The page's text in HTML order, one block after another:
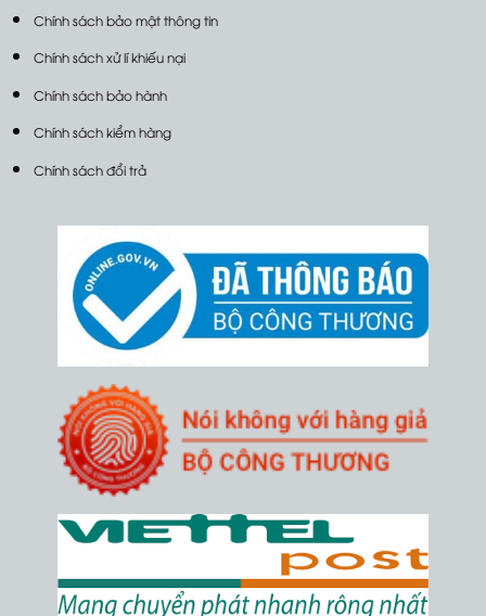
Chính sách bảo mật thông tin
Chính sách xử lí khiếu nại
Chính sách bảo hành
Chính sách kiểm hàng
Chính sách đổi trả